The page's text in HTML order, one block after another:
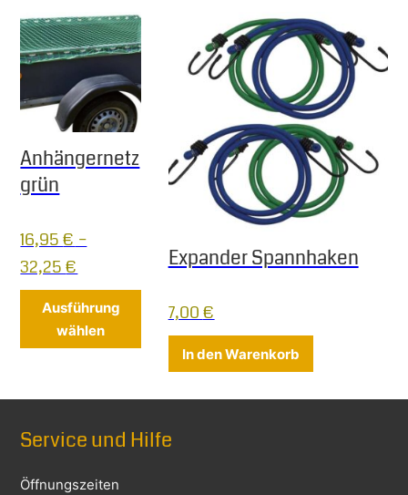
Anhängernetz
grün
16,95€–
32,25€
Ausführung
wählen
Expander Spannhaken
7,00€
In den Warenkorb
Service und Hilfe
Öffnungszeiten